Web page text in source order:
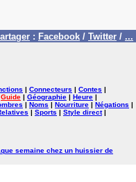
: Facebook / Twitter / ...
| Connecteurs | Contes |
Guide | Géographie | Heure |
| Noms | Nourriture | Négations |
| Sports | Style direct|
semaine chez un huissier de